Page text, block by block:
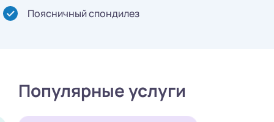
Поясничный спондилез
Популярные услуги